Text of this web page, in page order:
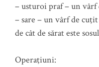
– usturoi praf – un
– sare – un vârf de
de cât de sărat este
Operaţiuni: